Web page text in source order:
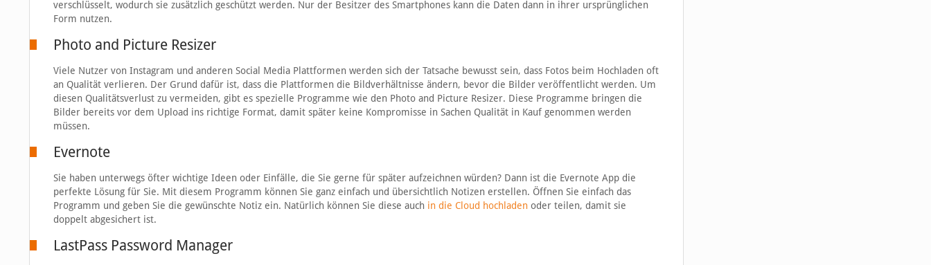
verschlüsselt, wodurch sie zusätzlich geschützt werden. Nur der Besitzer des Smartphones kann die Daten dann in ihrer ursprünglichen
Form nutzen.
Photo and Picture Resizer
Viele Nutzer von Instagram und anderen Social Media Plattformen werden sich der Tatsache bewusst sein, dass Fotos beim Hochladen oft
an Qualität verlieren. Der Grund dafür ist, dass die Plattformen die Bildverhältnisse ändern, bevor die Bilder veröffentlicht werden. Um
diesen Qualitätsverlust zu vermeiden, gibt es spezielle Programme wie den Photo and Picture Resizer. Diese Programme bringen die
Bilder bereits vor dem Upload ins richtige Format, damit später keine Kompromisse in Sachen Qualität in Kauf genommen werden
müssen.
Evernote
Sie haben unterwegs öfter wichtige Ideen oder Einfälle, die Sie gerne für später aufzeichnen würden? Dann ist die Evernote App die
perfekte Lösung für Sie. Mit diesem Programm können Sie ganz einfach und übersichtlich Notizen erstellen. Öffnen Sie einfach das
Programm und geben Sie die gewünschte Notiz ein. Natürlich können Sie diese auch in die Cloud hochladenoder teilen, damit sie
doppelt abgesichert ist.
LastPass Password Manager